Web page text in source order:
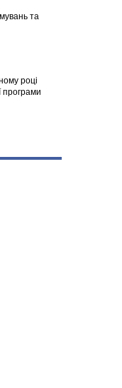
та
році
програми